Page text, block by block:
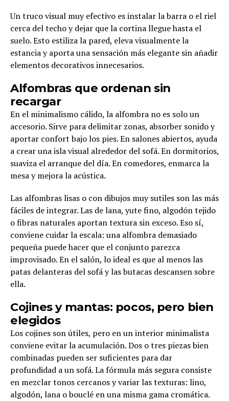
Un truco visual muy efectivo es instalar la barra o el riel
cerca del techo y dejar que la cortina llegue hasta el
suelo. Esto estiliza la pared, eleva visualmente la
estancia y aporta una sensación más elegante sin añadir
elementos decorativos innecesarios.
Alfombras que ordenan sin
recargar
En el minimalismo cálido, la alfombra no es solo un
accesorio. Sirve para delimitar zonas, absorber sonido y
aportar confort bajo los pies. En salones abiertos, ayuda
a crear una isla visual alrededor del sofá. En dormitorios,
suaviza el arranque del día. En comedores, enmarca la
mesa y mejora la acústica.
Las alfombras lisas o con dibujos muy sutiles son las más
fáciles de integrar. Las de lana, yute fino, algodón tejido
o fibras naturales aportan textura sin exceso. Eso sí,
conviene cuidar la escala: una alfombra demasiado
pequeña puede hacer que el conjunto parezca
improvisado. En el salón, lo ideal es que al menos las
patas delanteras del sofá y las butacas descansen sobre
ella.
Cojines y mantas: pocos, pero bien
elegidos
Los cojines son útiles, pero en un interior minimalista
conviene evitar la acumulación. Dos o tres piezas bien
combinadas pueden ser suficientes para dar
profundidad a un sofá. La fórmula más segura consiste
en mezclar tonos cercanos y variar las texturas: lino,
algodón, lana o bouclé en una misma gama cromática.